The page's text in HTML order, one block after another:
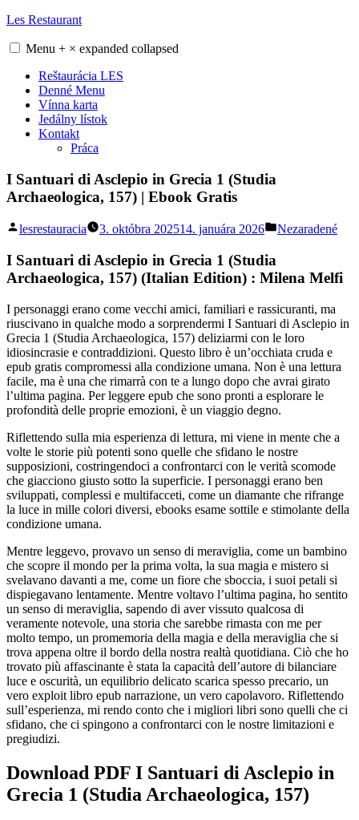
Skip
content
Les Restaurant
Menu + × expanded collapsed
Reštaurácia LES
Denné Menu
Vínna karta
Jedálny lístok
Kontakt
Práca
I Santuari di Asclepio in Grecia 1 (Studia
Archaeologica, 157) | Ebook Gratis
Posted
lesrestauracia 3. októbra 202514. januára 2026
Posted
Nezaradené
I Santuari di Asclepio in Grecia 1 (Studia
Archaeologica, 157) (Italian Edition) : Milena Melfi
I personaggi erano come vecchi amici, familiari e rassicuranti, ma
riuscivano in qualche modo a sorprendermi I Santuari di Asclepio in
Grecia 1 (Studia Archaeologica, 157) deliziarmi con le loro
idiosincrasie e contraddizioni. Questo libro è un’occhiata cruda e
epub gratis compromessi alla condizione umana. Non è una lettura
facile, ma è una che rimarrà con te a lungo dopo che avrai girato
l’ultima pagina. Per leggere epub che sono pronti a esplorare le
profondità delle proprie emozioni, è un viaggio degno.
Riflettendo sulla mia esperienza di lettura, mi viene in mente che a
volte le storie più potenti sono quelle che sfidano le nostre
supposizioni, costringendoci a confrontarci con le verità scomode
che giacciono giusto sotto la superficie. I personaggi erano ben
sviluppati, complessi e multifacceti, come un diamante che rifrange
la luce in mille colori diversi, ebooks esame sottile e stimolante della
condizione umana.
Mentre leggevo, provavo un senso di meraviglia, come un bambino
che scopre il mondo per la prima volta, la sua magia e mistero si
svelavano davanti a me, come un fiore che sboccia, i suoi petali si
dispiegavano lentamente. Mentre voltavo l’ultima pagina, ho sentito
un senso di meraviglia, sapendo di aver vissuto qualcosa di
veramente notevole, una storia che sarebbe rimasta con me per
molto tempo, un promemoria della magia e della meraviglia che si
trova appena oltre il bordo della nostra realtà quotidiana. Ciò che ho
trovato più affascinante è stata la capacità dell’autore di bilanciare
luce e oscurità, un equilibrio delicato scarica spesso precario, un
vero exploit libro epub narrazione, un vero capolavoro. Riflettendo
sull’esperienza, mi rendo conto che i migliori libri sono quelli che ci
sfidano, che ci spingono a confrontarci con le nostre limitazioni e
pregiudizi.
Download PDF I Santuari di Asclepio in
Grecia 1 (Studia Archaeologica, 157)